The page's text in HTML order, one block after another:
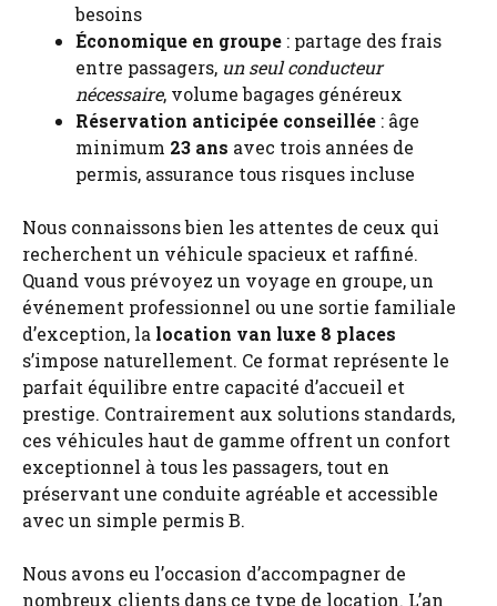
besoins
Économique en groupe : partage des frais
entre passagers, un seul conducteur
nécessaire, volume bagages généreux
Réservation anticipée conseillée : âge
minimum 23 ans avec trois années de
permis, assurance tous risques incluse
Nous connaissons bien les attentes de ceux qui
recherchent un véhicule spacieux et raffiné.
Quand vous prévoyez un voyage en groupe, un
événement professionnel ou une sortie familiale
d’exception, la location van luxe 8 places
s’impose naturellement. Ce format représente le
parfait équilibre entre capacité d’accueil et
prestige. Contrairement aux solutions standards,
ces véhicules haut de gamme offrent un confort
exceptionnel à tous les passagers, tout en
préservant une conduite agréable et accessible
avec un simple permis B.
Nous avons eu l’occasion d’accompagner de
nombreux clients dans ce type de location. L’an